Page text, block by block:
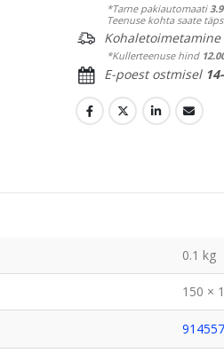
*Tarne pakiautomaati
Teenuse kohta saate
*Kullerteenuse hind
E-poest ostmisel
0.1 kg
150 ×